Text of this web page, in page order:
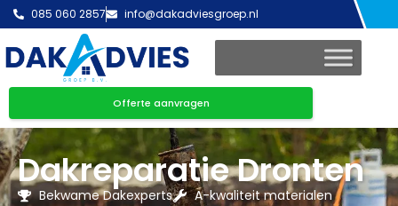
085 060 2857 info@dakadviesgroep.nl
Offerte aanvragen
Dakreparatie Dronten
Bekwame Dakexperts
A-kwaliteit materialen